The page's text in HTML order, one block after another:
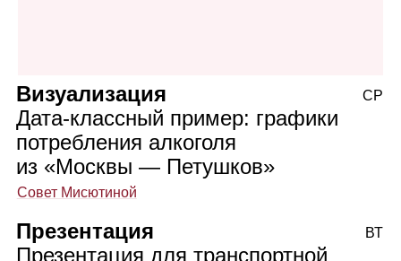
Визуализация
Дата‑классный пример: графики
потребления алкоголя
из «Москвы — Петушков»
Совет Мисютиной
СР
Презентация
Презентация для транспортной
ВТ